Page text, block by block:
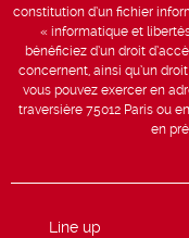
constitution d’un fichier
« informatique et
bénéficiez d’un droit
concernent, ainsi qu’un
vous pouvez exercer en
traversière 75012 Paris ou
en
Line up